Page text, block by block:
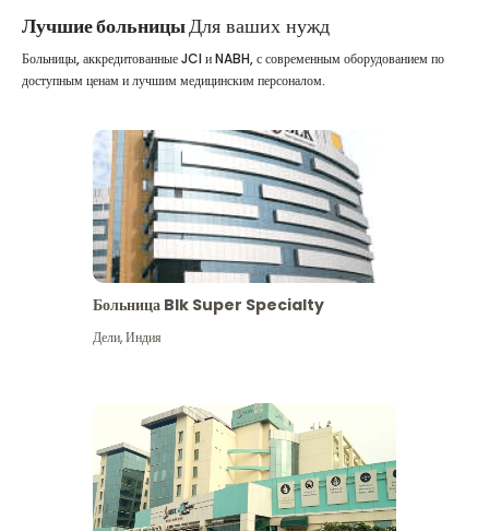
Лучшие больницыДля ваших нужд
Больницы, аккредитованные JCI и NABH, с современным оборудованием по
доступным ценам и лучшим медицинским персоналом.
Больница Blk Super Specialty
Дели,Индия